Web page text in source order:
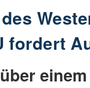
fordert